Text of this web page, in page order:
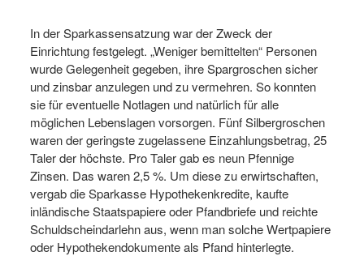
In der Sparkassensatzung war der Zweck der
Einrichtung festgelegt. „Weniger bemittelten“ Personen
wurde Gelegenheit gegeben, ihre Spargroschen sicher
und zinsbar anzulegen und zu vermehren. So konnten
sie für eventuelle Notlagen und natürlich für alle
möglichen Lebenslagen vorsorgen. Fünf Silbergroschen
waren der geringste zugelassene Einzahlungsbetrag, 25
Taler der höchste. Pro Taler gab es neun Pfennige
Zinsen. Das waren 2,5 %. Um diese zu erwirtschaften,
vergab die Sparkasse Hypothekenkredite, kaufte
inländische Staatspapiere oder Pfandbriefe und reichte
Schuldscheindarlehn aus, wenn man solche Wertpapiere
oder Hypothekendokumente als Pfand hinterlegte.